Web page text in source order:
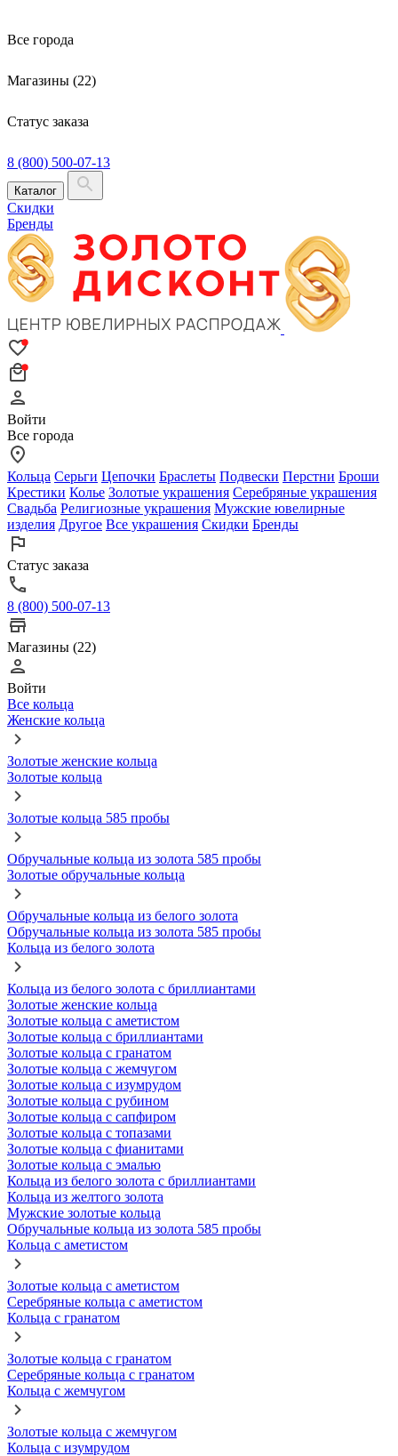
Все города
Магазины (22)
Статус заказа
8 (800) 500-07-13
Каталог
Скидки
Бренды
Войти
Все города
Кольца Серьги Цепочки Браслеты Подвески Перстни Броши
Крестики Колье Золотые украшения Серебряные украшения
Свадьба Религиозные украшения Мужские ювелирные
изделия Другое Все украшения Скидки Бренды
Статус заказа
8 (800) 500-07-13
Магазины (22)
Войти
Все кольца
Женские кольца
Золотые женские кольца
Золотые кольца
Золотые кольца 585 пробы
Обручальные кольца из золота 585 пробы
Золотые обручальные кольца
Обручальные кольца из белого золота
Обручальные кольца из золота 585 пробы
Кольца из белого золота
Кольца из белого золота с бриллиантами
Золотые женские кольца
Золотые кольца с аметистом
Золотые кольца с бриллиантами
Золотые кольца с гранатом
Золотые кольца с жемчугом
Золотые кольца с изумрудом
Золотые кольца с рубином
Золотые кольца с сапфиром
Золотые кольца с топазами
Золотые кольца с фианитами
Золотые кольца с эмалью
Кольца из белого золота с бриллиантами
Кольца из желтого золота
Мужские золотые кольца
Обручальные кольца из золота 585 пробы
Кольца с аметистом
Золотые кольца с аметистом
Серебряные кольца с аметистом
Кольца с гранатом
Золотые кольца с гранатом
Серебряные кольца с гранатом
Кольца с жемчугом
Золотые кольца с жемчугом
Кольца с изумрудом